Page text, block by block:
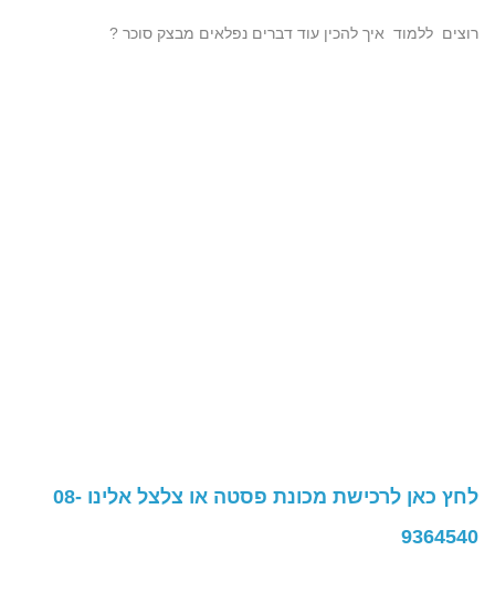
רוצים ללמוד איך להכין עוד דברים נפלאים מבצק סוכר ?
לחץ כאן לרכישת מכונת פסטה או צלצל אלינו 08-
9364540